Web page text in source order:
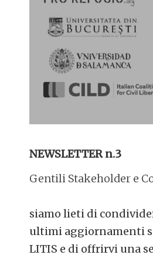
NEWSLETTER n.3
Gentili Stakeholder e
siamo lieti di
ultimi aggiornamenti
LITIS e di offrirvi una